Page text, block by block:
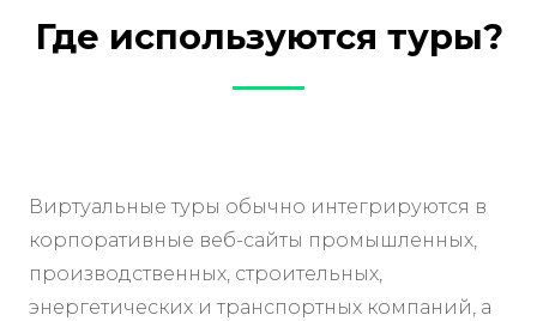
Где используются туры?
Виртуальные туры обычно интегрируются в
корпоративные веб-сайты промышленных,
производственных, строительных,
энергетических и транспортных компаний, а